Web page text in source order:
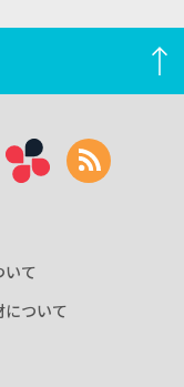
いて
について